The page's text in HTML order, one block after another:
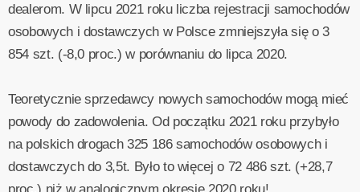
dealerom. W lipcu 2021 roku liczba rejestracji samochodów
osobowych i dostawczych w Polsce zmniejszyła się o 3
854 szt. (-8,0 proc.) w porównaniu do lipca 2020.
Teoretycznie sprzedawcy nowych samochodów mogą mieć
powody do zadowolenia. Od początku 2021 roku przybyło
na polskich drogach 325 186 samochodów osobowych i
dostawczych do 3,5t. Było to więcej o 72 486 szt. (+28,7
proc.) niż w analogicznym okresie 2020 roku!